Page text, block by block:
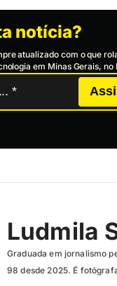
notícia?
atualizado com o que
em Minas Gerais, no
Ludmila
Graduada em jornalismo
98 desde 2025. É